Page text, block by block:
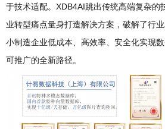
于技术适配。XDB4AI跳出传统高端复杂的
业转型痛点量身打造解决方案，破解了行
小制造企业低成本、高效率、安全化实现数
可推广的全新路径。